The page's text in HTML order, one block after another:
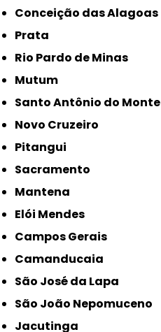
Conceição das Alagoas
Prata
Rio Pardo de Minas
Mutum
Santo Antônio do Monte
Novo Cruzeiro
Pitangui
Sacramento
Mantena
Elói Mendes
Campos Gerais
Camanducaia
São José da Lapa
São João Nepomuceno
Jacutinga